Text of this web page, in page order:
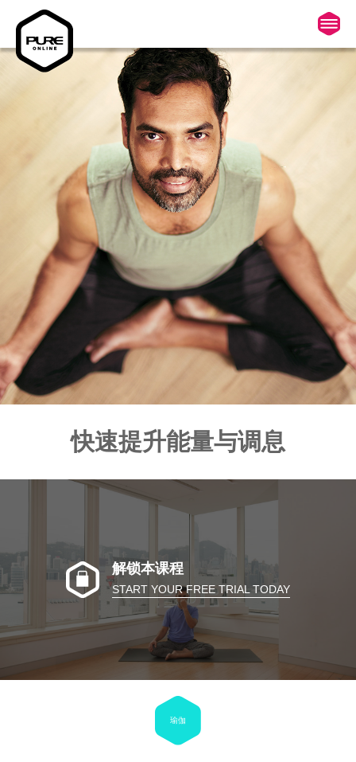
快速提升能量与调息
解锁本课程
START YOUR FREE TRIAL TODAY
瑜伽